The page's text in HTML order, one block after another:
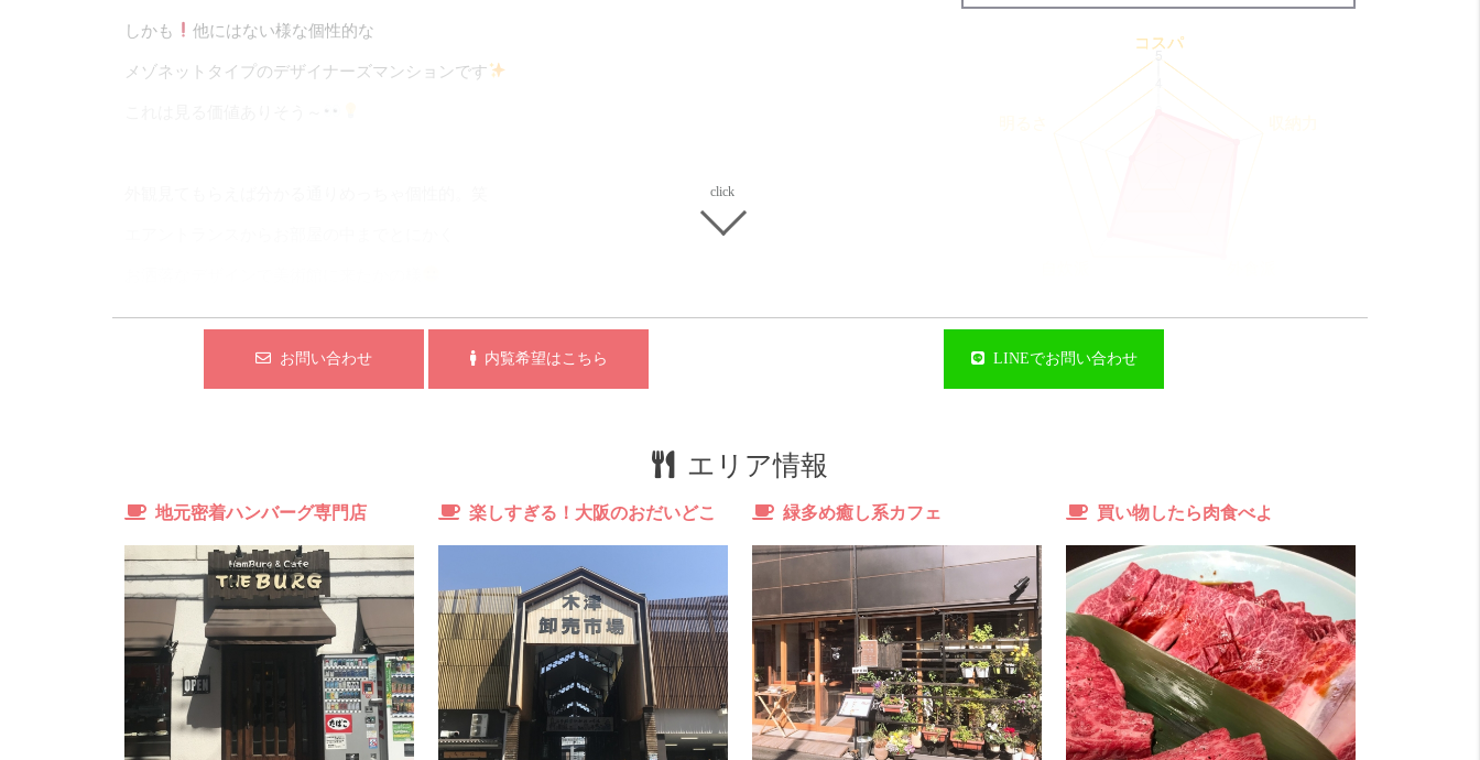
しかも 他にはない様な個性的な
メゾネットタイプのデザイナーズマンションです
お部屋はもモードな雰囲気なんですが
コンクリやインダストリアル系のお部屋が好きな方は
気に入ってもらえるはず
一番近い駅は南海本線の「今宮戎駅」徒歩２分ですが
便利な御堂筋線・四ツ橋線「大国町駅」にも徒歩４分
堺筋線「恵比寿町駅」徒歩６分と
めっちゃ良い！！ 20 点
難波へもすぐです。
自炊派
良い！ 16 点
近隣にスーパーあり。
キッチンはコンロ設置型になります。
明るさ
びみょー 8 点
明るさは微妙かな。
お問い合わせ 内覧希望はこちら LINEでお問い合わせ
エリア情報
地元密着ハンバーグ専門店 楽しすぎる！大阪のおだいどこ 緑多め癒し系カフェ 買い物したら肉食べよ